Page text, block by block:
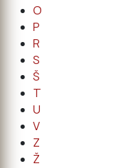
O
P
R
S
Š
T
U
V
Z
Ž